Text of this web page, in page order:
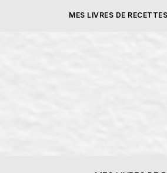
MES LIVRES DE RECETTES